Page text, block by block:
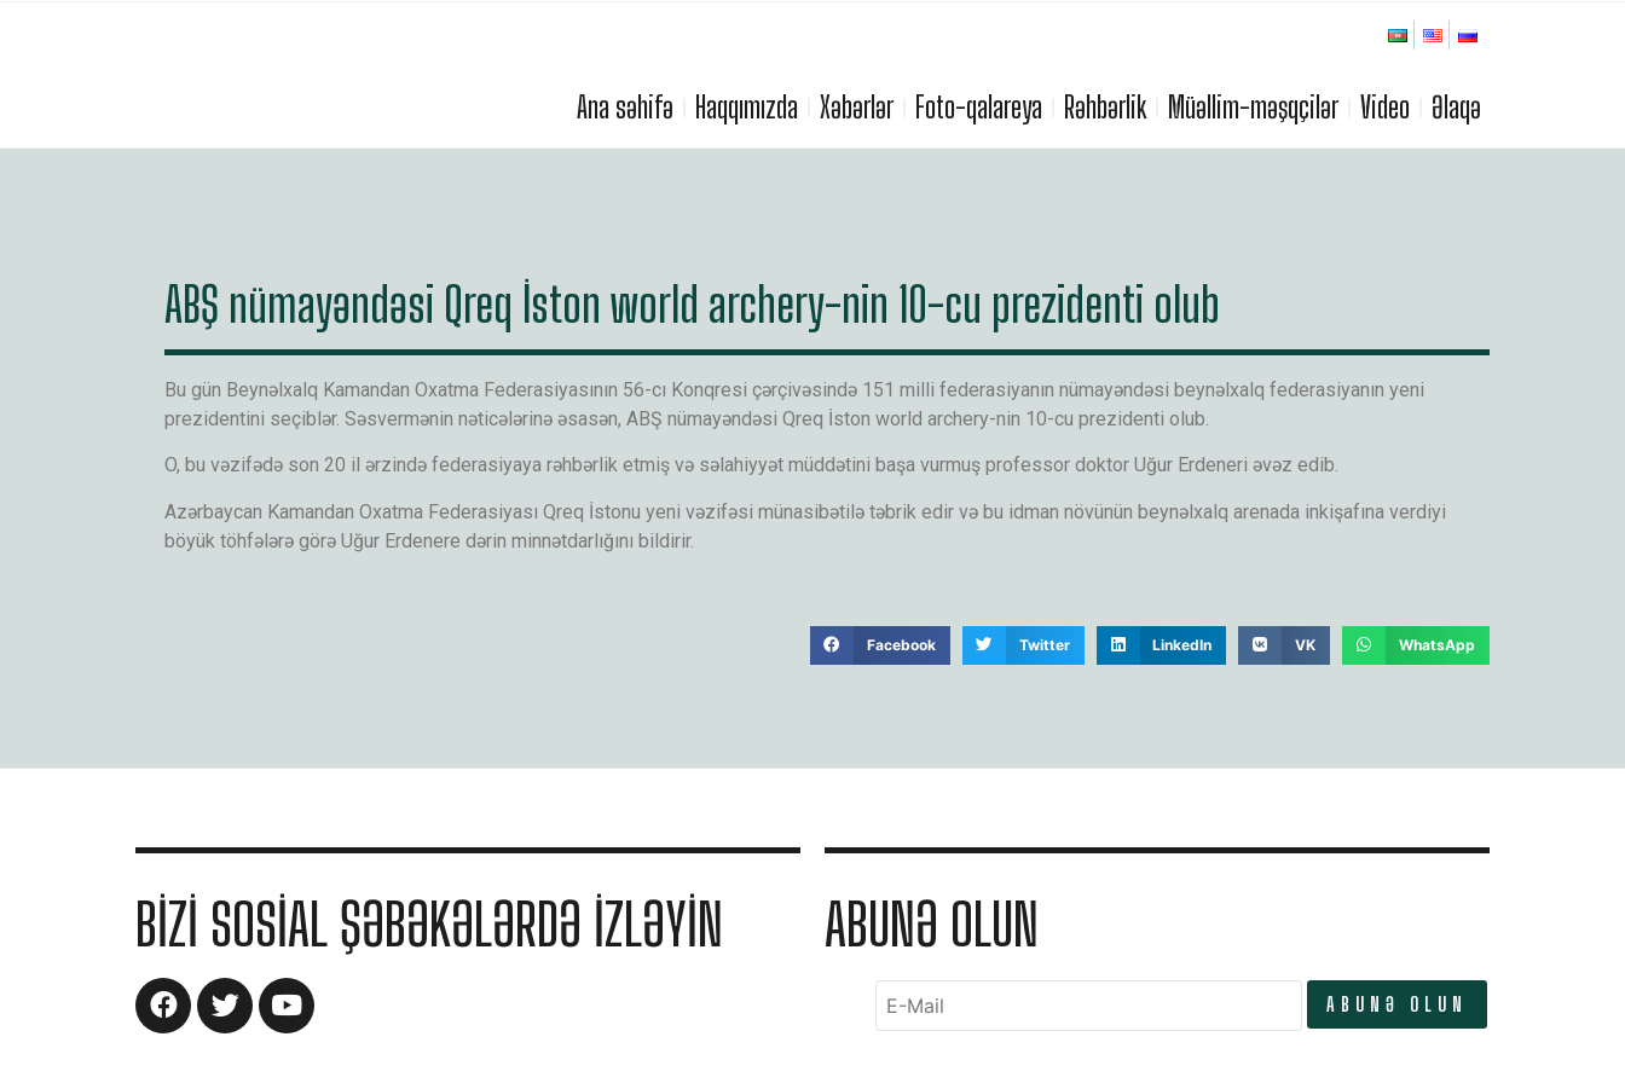
Ana səhifə Haqqımızda Xəbərlər Foto-qalareya Rəhbərlik Müəllim-məşqçilər Video Əlaqə
ABŞ nümayəndəsi Qreq İston world archery-nin 10-cu prezidenti olub
Bu gün Beynəlxalq Kamandan Oxatma Federasiyasının 56-cı Konqresi çərçivəsində 151 milli federasiyanın nümayəndəsi beynəlxalq federasiyanın yeni
prezidentini seçiblər. Səsvermənin nəticələrinə əsasən, ABŞ nümayəndəsi Qreq İston world archery-nin 10-cu prezidenti olub.
O, bu vəzifədə son 20 il ərzində federasiyaya rəhbərlik etmiş və səlahiyyət müddətini başa vurmuş professor doktor Uğur Erdeneri əvəz edib.
Azərbaycan Kamandan Oxatma Federasiyası Qreq İstonu yeni vəzifəsi münasibətilə təbrik edir və bu idman növünün beynəlxalq arenada inkişafına verdiyi
böyük töhfələrə görə Uğur Erdenere dərin minnətdarlığını bildirir.
Facebook Twitter LinkedIn VK WhatsApp
BIZI SOSIAL ŞƏBƏKƏLƏRDƏ IZLƏYIN ABUNƏ OLUN